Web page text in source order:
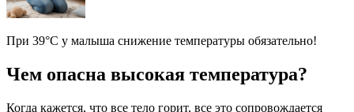
При 39°C у малыша снижение температуры обязательно!
Чем опасна высокая температура?
Когда кажется, что все тело горит, все это сопровождается